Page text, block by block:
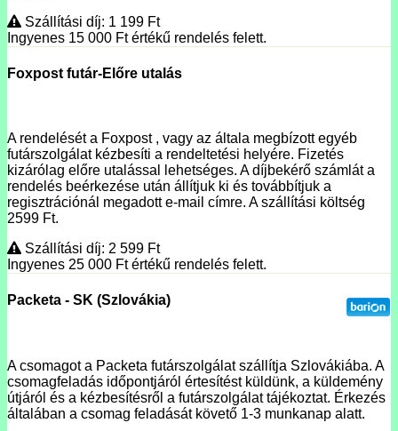
Szállítási díj: 1 199 Ft
Ingyenes 15 000 Ftértékű rendelés felett.
Foxpost futár-Előre utalás
A rendelését a Foxpost , vagy az általa megbízott egyéb
futárszolgálat kézbesíti a rendeltetési helyére. Fizetés
kizárólag előre utalással lehetséges. A díjbekérő számlát a
rendelés beérkezése után állítjuk ki és továbbítjuk a
regisztrációnál megadott e-mail címre. A szállítási költség
2599 Ft.
Szállítási díj: 2 599 Ft
Ingyenes 25 000 Ftértékű rendelés felett.
Packeta - SK (Szlovákia)
A csomagot a Packeta futárszolgálat szállítja Szlovákiába. A
csomagfeladás időpontjáról értesítést küldünk, a küldemény
útjáról és a kézbesítésről a futárszolgálat tájékoztat. Érkezés
általában a csomag feladását követő 1-3 munkanap alatt.